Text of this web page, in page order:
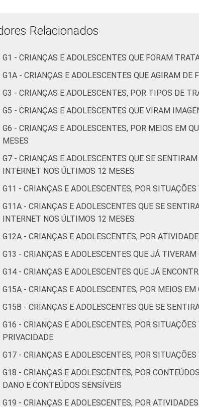
Fundamental
Médio ou
48 3
ETÁRIA
De 9 a 10
anos
24
anos
41 3
De 13 a 14
54 3
De 15 a 17
anos
RENDA
Até 1 SM 50 4
SM até 2 SM
49 6
Mais de 2
45 4
Mais de 3
SM
renda
71 12
Relacionados
G1 - CRIANÇAS E ADOLESCENTES QUE FORAM
G1A - CRIANÇAS E ADOLESCENTES QUE AGIRAM
G3 - CRIANÇAS E ADOLESCENTES, POR TIPOS DE
G5 - CRIANÇAS E ADOLESCENTES QUE VIRAM
G6 - CRIANÇAS E ADOLESCENTES, POR MEIOS EM
MESES
G7 - CRIANÇAS E ADOLESCENTES QUE SE
INTERNET NOS ÚLTIMOS 12 MESES
G11 - CRIANÇAS E ADOLESCENTES, POR
G11A - CRIANÇAS E ADOLESCENTES QUE SE
INTERNET NOS ÚLTIMOS 12 MESES
G12A - CRIANÇAS E ADOLESCENTES, POR
G13 - CRIANÇAS E ADOLESCENTES QUE JÁ
G14 - CRIANÇAS E ADOLESCENTES QUE JÁ
G15A - CRIANÇAS E ADOLESCENTES, POR MEIOS
G15B - CRIANÇAS E ADOLESCENTES QUE SE
G16 - CRIANÇAS E ADOLESCENTES, POR
PRIVACIDADE
G17 - CRIANÇAS E ADOLESCENTES, POR
G18 - CRIANÇAS E ADOLESCENTES, POR
DANO E CONTEÚDOS SENSÍVEIS
G19 - CRIANÇAS E ADOLESCENTES, POR